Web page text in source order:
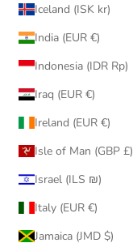
Iceland (ISK kr)
India (EUR €)
Indonesia (IDR Rp)
Iraq (EUR €)
Ireland (EUR €)
Isle of Man (GBP £)
Israel (ILS ₪)
Italy (EUR €)
Jamaica (JMD $)